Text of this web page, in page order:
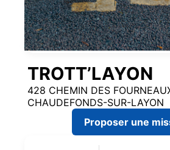
TROTT’LAYON
428 CHEMIN DES
CHAUDEFONDS-SUR-LAYON
Proposer une